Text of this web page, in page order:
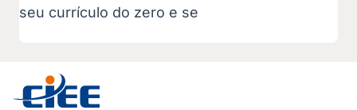
seu currículo do zero e se